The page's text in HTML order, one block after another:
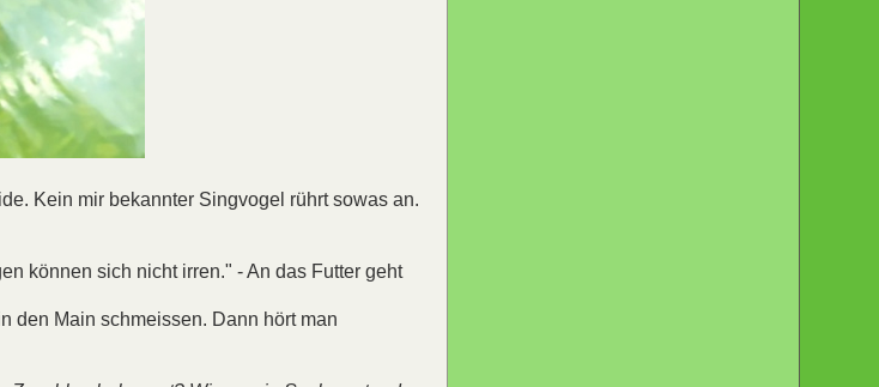
Kein mir bekannter Singvogel rührt sowas an.
können sich nicht irren." - An das Futter geht
den Main schmeissen. Dann hört man